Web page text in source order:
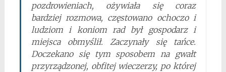
pozdrowieniach, ożywiała się coraz
bardziej rozmowa, częstowano ochoczo i
ludziom i koniom rad był gospodarz i
miejsca obmyślił. Zaczynały się tańce.
Doczekano się tym sposobem na gwałt
przyrządzonej, obfitej wieczerzy, po której